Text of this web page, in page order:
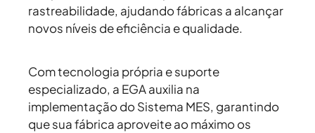
rastreabilidade, ajudando fábricas a alcançar
novos níveis de eficiência e qualidade.
Com tecnologia própria e suporte
especializado, a EGA auxilia na
implementação do Sistema MES, garantindo
que sua fábrica aproveite ao máximo os